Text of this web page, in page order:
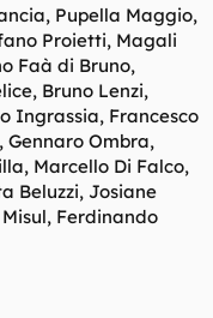
Pupella Maggio,
Proietti, Magali
Faà di Bruno,
Bruno Lenzi,
Ingrassia, Francesco
Gennaro Ombra,
Marcello Di Falco,
Beluzzi, Josiane
Ferdinando